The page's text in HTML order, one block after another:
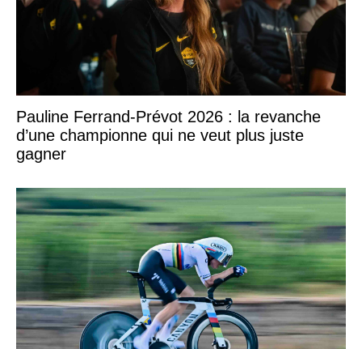
Pauline Ferrand-Prévot 2026 : la revanche
d’une championne qui ne veut plus juste
gagner